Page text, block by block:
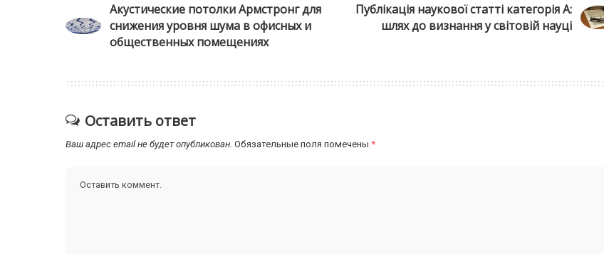
Акустические потолки Армстронг для
снижения уровня шума в офисных и
общественных помещениях
Публікація наукової статті категорія А:
шлях до визнання у світовій науці
Оставить ответ
Ваш адрес email не будет опубликован. Обязательные поля помечены *